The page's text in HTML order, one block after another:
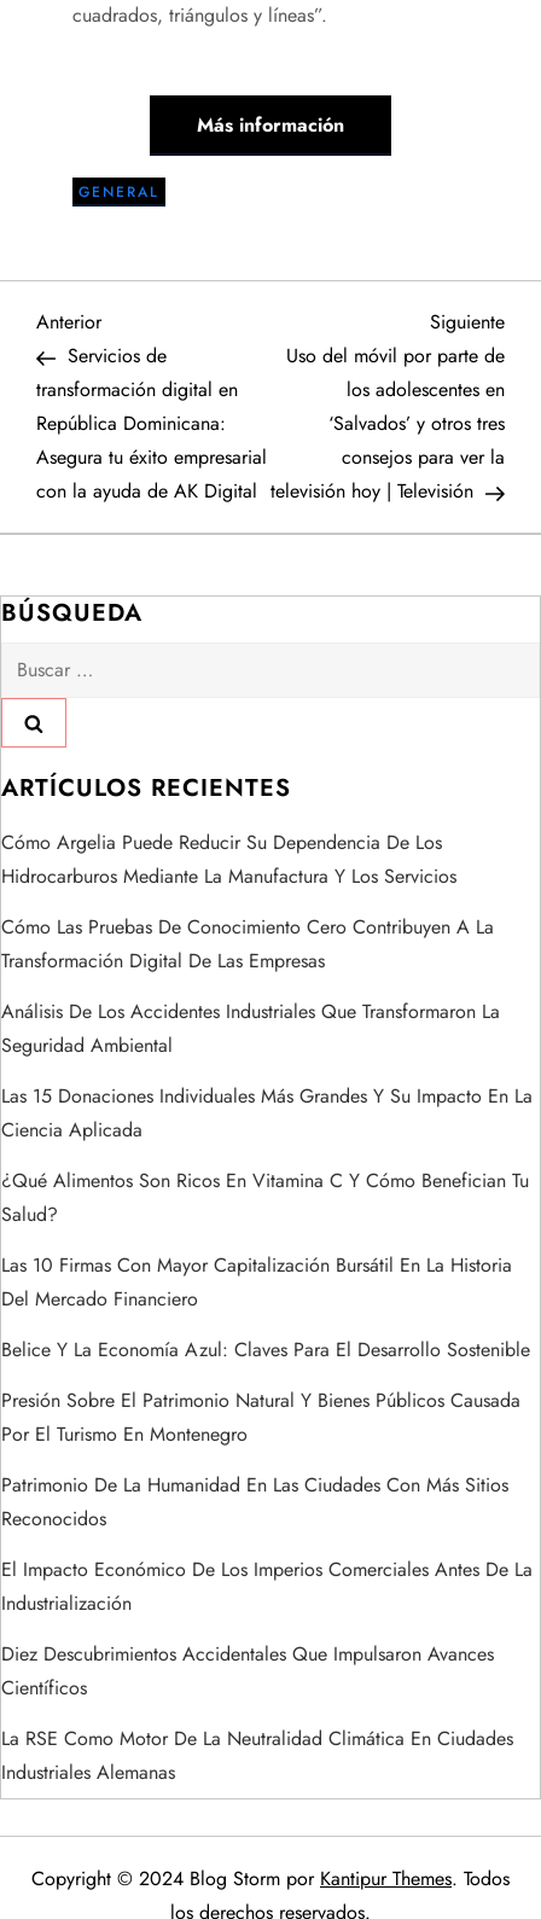
cuadrados, triángulos y líneas”.
Más información
GENERAL
N
a
v
e
a
c
i
ó
n
d
e
e
n
t
r
a
d
a
s
Entrada
anterior
Anterior
Servicios de
transformación digital en
República Dominicana:
Asegura tu éxito empresarial
con la ayuda de AK Digital
Siguiente
Uso del móvil por parte de
los adolescentes en
‘Salvados’ y otros tres
consejos para ver la
televisión hoy | Televisión
BÚSQUEDA
Buscar:
ARTÍCULOS RECIENTES
Cómo Argelia Puede Reducir Su Dependencia De Los
Hidrocarburos Mediante La Manufactura Y Los Servicios
Cómo Las Pruebas De Conocimiento Cero Contribuyen A La
Transformación Digital De Las Empresas
Análisis De Los Accidentes Industriales Que Transformaron La
Seguridad Ambiental
Las 15 Donaciones Individuales Más Grandes Y Su Impacto En La
Ciencia Aplicada
¿Qué Alimentos Son Ricos En Vitamina C Y Cómo Benefician Tu
Salud?
Las 10 Firmas Con Mayor Capitalización Bursátil En La Historia
Del Mercado Financiero
Belice Y La Economía Azul: Claves Para El Desarrollo Sostenible
Presión Sobre El Patrimonio Natural Y Bienes Públicos Causada
Por El Turismo En Montenegro
Patrimonio De La Humanidad En Las Ciudades Con Más Sitios
Reconocidos
El Impacto Económico De Los Imperios Comerciales Antes De La
Industrialización
Diez Descubrimientos Accidentales Que Impulsaron Avances
Científicos
La RSE Como Motor De La Neutralidad Climática En Ciudades
Industriales Alemanas
Copyright © 2024 Blog Storm por Kantipur Themes. Todos
los derechos reservados.